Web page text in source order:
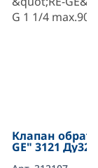
Клапан
GE" 3121 Ду32